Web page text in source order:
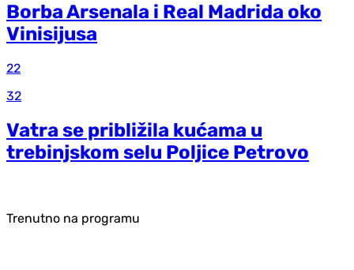
Borba Arsenala i Real Madrida oko
Vinisijusa
22
32
Vatra se približila kućama u
trebinjskom selu Poljice Petrovo
Trenutno na programu